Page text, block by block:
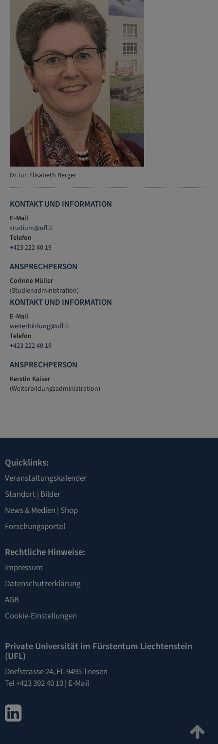
Dr. iur. Elisabeth Berger
KONTAKT UND INFORMATION
E-Mail
studium@ufl.li
Telefon
+423 222 40 19
ANSPRECHPERSON
Corinne Müller
(Studienadministration)
KONTAKT UND INFORMATION
E-Mail
weiterbildung@ufl.li
Telefon
+423 222 40 19
ANSPRECHPERSON
Kerstin Kaiser
(Weiterbildungsadministration)
Quicklinks:
Veranstaltungskalender
Standort| Bilder
News & Medien | Shop
Forschungsportal
Rechtliche Hinweise:
Impressum
Datenschutzerklärung
AGB
Cookie-Einstellungen
Private Universität im Fürstentum Liechtenstein
(UFL)
Dorfstrasse 24, FL-9495 Triesen
Tel +423 392 40 10 | E-Mail
LinkedIn